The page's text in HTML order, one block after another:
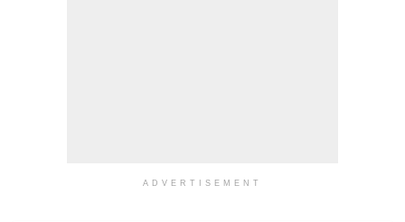
ADVERTISEMENT